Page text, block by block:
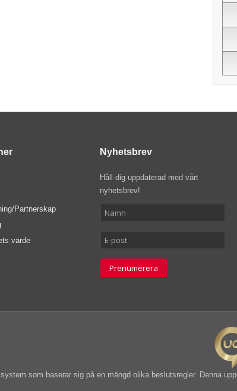
Partnerskap
värde
Nyhetsbrev
Håll dig uppdaterad med vårt
nyhetsbrev!